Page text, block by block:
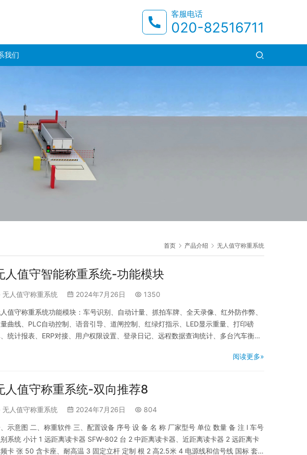
客服电话
020-82516711
我们
首页 产品介绍 无人值守称重系统
人值守智能称重系统-功能模块
无人值守称重系统 2024年7月26日 1350
值守称重系统功能模块：车号识别、自动计量、抓拍车牌、全天录像、红外防作弊、
曲线、PLC自动控制、语音引导、道闸控制、红绿灯指示、LED显示重量、打印磅
统计报表、ERP对接、用户权限设置、登录日记、远程数据查询统计、多台汽车衡联
集车辆车牌号以及车辆信息的子模块，车辆驾驶人员刷卡后，系统自动调用车辆的车
阅读更多»
人值守称重系统-双向推荐8
无人值守称重系统 2024年7月26日 804
示意图 二、称重软件 三、配置设备 序号 设 备 名 称 厂家型号 单位 数量 备 注 l 车号
系统 小计 1 远距离读卡器 SFW-802 台 2 中距离读卡器、近距离读卡器 2 远距离卡
卡 张 50 含卡座、耐高温 3 固定立杆 定制 根 2 高2.5米 4 电源线和信号线 国标 套 1